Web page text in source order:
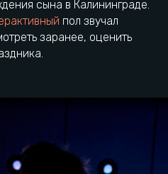
сына в Калининграде.
пол звучал
заранее, оценить